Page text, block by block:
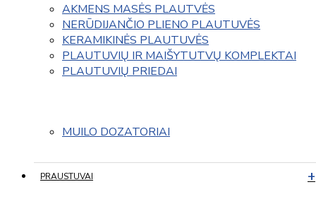
AKMENS MASĖS PLAUTVĖS
NERŪDIJANČIO PLIENO PLAUTUVĖS
KERAMIKINĖS PLAUTUVĖS
PLAUTUVIŲ IR MAIŠYTUTVŲ KOMPLEKTAI
PLAUTUVIŲ PRIEDAI
MUILO DOZATORIAI
PRAUSTUVAI